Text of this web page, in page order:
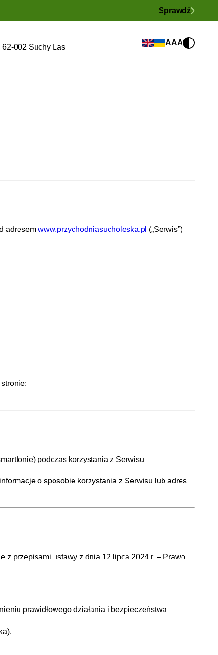
Sprawdź
62-002 Suchy Las
AAA
adresem www.przychodniasucholeska.pl („Serwis”)
podczas korzystania z Serwisu.
o sposobie korzystania z Serwisu lub adres
z przepisami ustawy z dnia 12 lipca 2024 r. – Prawo
prawidłowego działania i bezpieczeństwa